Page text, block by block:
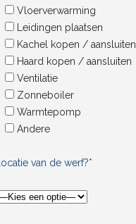
Vloerverwarming
Leidingen plaatsen
Kachel kopen / aansluiten
Haard kopen / aansluiten
Ventilatie
Zonneboiler
Warmtepomp
Andere
Locatie van de werf?*